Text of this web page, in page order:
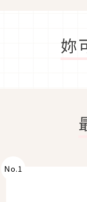
妳
No.1